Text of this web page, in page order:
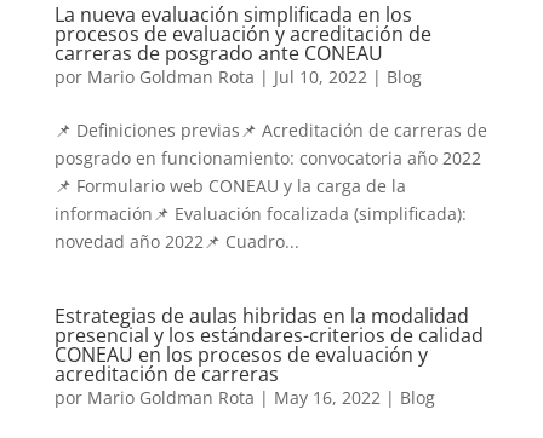
La nueva evaluación simplificada en los
procesos de evaluación y acreditación de
carreras de posgrado ante CONEAU
por Mario Goldman Rota | Jul 10, 2022| Blog
📌 Definiciones previas📌 Acreditación de carreras de
posgrado en funcionamiento: convocatoria año 2022
📌 Formulario web CONEAU y la carga de la
información📌 Evaluación focalizada (simplificada):
novedad año 2022📌 Cuadro...
Estrategias de aulas hibridas en la modalidad
presencial y los estándares-criterios de calidad
CONEAU en los procesos de evaluación y
acreditación de carreras
por Mario Goldman Rota | May 16, 2022| Blog